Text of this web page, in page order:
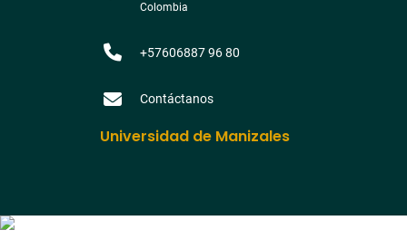
Colombia
+57606887 96 80
Contáctanos
Universidad de Manizales